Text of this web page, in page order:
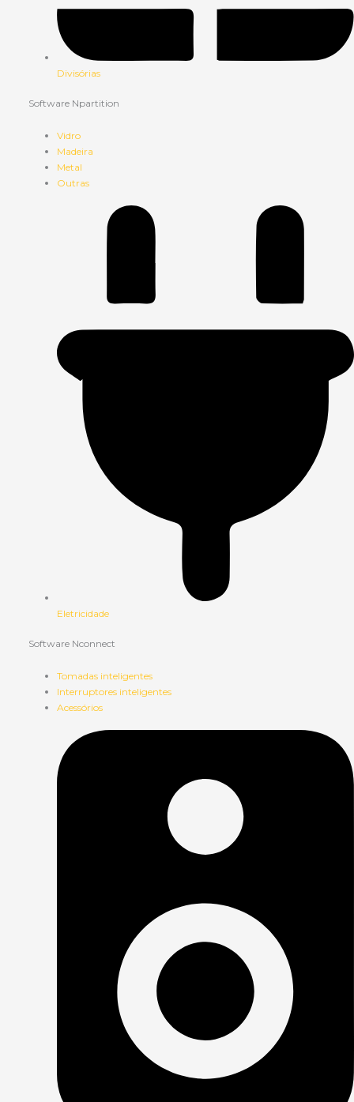
Divisórias
Software Npartition
Vidro
Madeira
Metal
Outras
Eletricidade
Software Nconnect
Tomadas inteligentes
Interruptores inteligentes
Acessórios